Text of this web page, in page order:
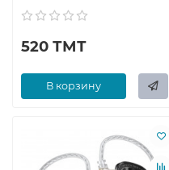
520 ТМТ
В корзину